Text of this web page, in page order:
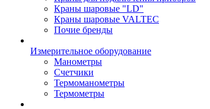
Краны шаровые "LD"
Краны шаровые VALTEC
Почие бренды
Измерительное оборудование
Манометры
Счетчики
Термоманометры
Термометры